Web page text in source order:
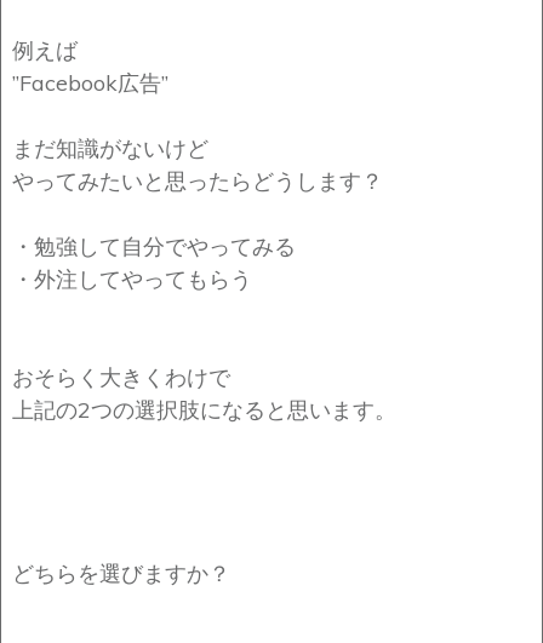
例えば
”Facebook広告”
まだ知識がないけど
やってみたいと思ったらどうします？
・勉強して自分でやってみる
・外注してやってもらう
おそらく大きくわけで
上記の2つの選択肢になると思います。
どちらを選びますか？